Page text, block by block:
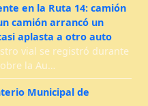
en la Ruta 14: camión
camión arrancó un
aplasta a otro auto
vial se registró durante
la Au…
Municipal de